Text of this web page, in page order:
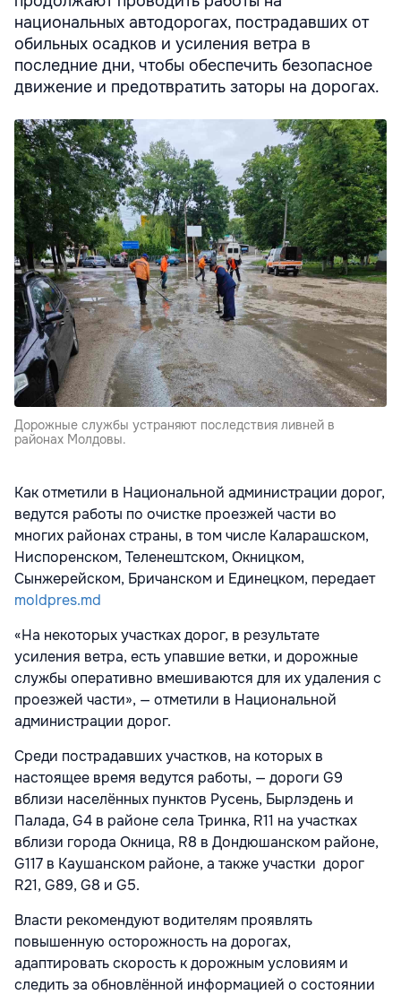
национальных автодорогах, пострадавших от
обильных осадков и усиления ветра в
последние дни, чтобы обеспечить безопасное
движение и предотвратить заторы на дорогах.
Дорожные службы устраняют последствия ливней в
районах Молдовы.
Как отметили в Национальной администрации дорог,
ведутся работы по очистке проезжей части во
многих районах страны, в том числе Каларашском,
Ниспоренском, Теленештском, Окницком,
Сынжерейском, Бричанском и Единецком, передает
moldpres.md
«На некоторых участках дорог, в результате
усиления ветра, есть упавшие ветки, и дорожные
службы оперативно вмешиваются для их удаления с
проезжей части», — отметили в Национальной
администрации дорог.
Среди пострадавших участков, на которых в
настоящее время ведутся работы, — дороги G9
вблизи населённых пунктов Русень, Бырлэдень и
Палада, G4 в районе села Тринка, R11 на участках
вблизи города Окница, R8 в Дондюшанском районе,
G117 в Каушанском районе, а также участки дорог
R21, G89, G8 и G5.
Власти рекомендуют водителям проявлять
повышенную осторожность на дорогах,
адаптировать скорость к дорожным условиям и
следить за обновлённой информацией о состоянии